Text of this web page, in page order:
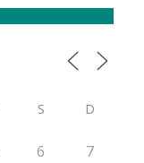
S D
6 7